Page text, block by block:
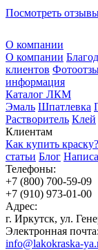
Посмотреть
О компании
О компании
клиентов
информация
Каталог ЛКМ
Эмаль Шпатлевка
Растворитель Клей
Клиентам
Как купить краску?
статьи Блог
Телефоны:
+7 (800) 700-59-09
+7 (910) 973-01-00
Адрес:
г. Иркутск, ул.
Электронная почта:
info@lakokraska-